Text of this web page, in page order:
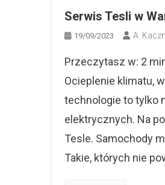
Serwis Tesli w
19/09/2023 A.
Przeczytasz w: 2
Ocieplenie klimatu,
technologie to tylko
elektrycznych. Na
Tesle. Samochody
Takie, których nie